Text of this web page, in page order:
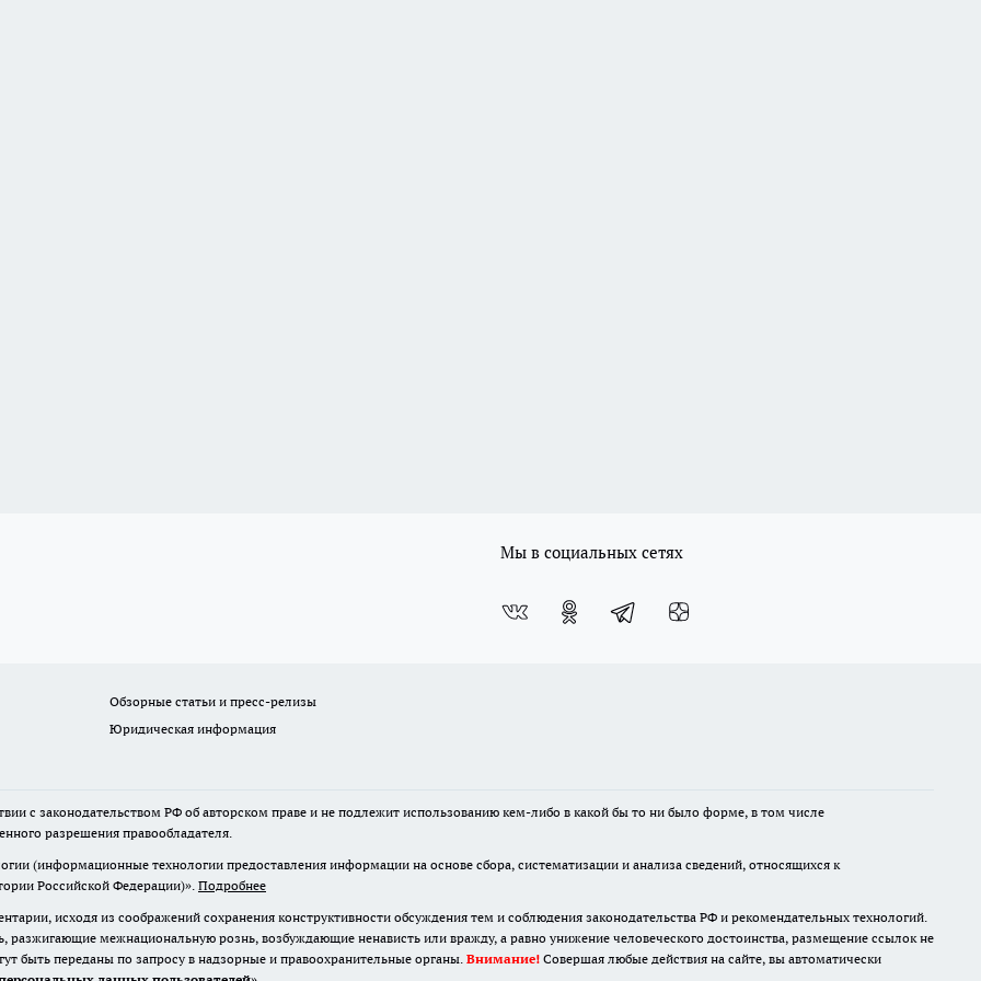
Мы в социальных сетях
Обзорные статьи и пресс-релизы
Юридическая информация
с законодательством РФ об авторском праве и не подлежит использованию кем-либо в какой бы то ни было форме, в том числе
разрешения правообладателя.
(информационные технологии предоставления информации на основе сбора, систематизации и анализа сведений, относящихся к
Российской Федерации)». Подробнее
исходя из соображений сохранения конструктивности обсуждения тем и соблюдения законодательства РФ и рекомендательных технологий.
межнациональную рознь, возбуждающие ненависть или вражду, а равно унижение человеческого достоинства, размещение ссылок не
быть переданы по запросу в надзорные и правоохранительные органы. Внимание! Совершая любые действия на сайте, вы автоматически